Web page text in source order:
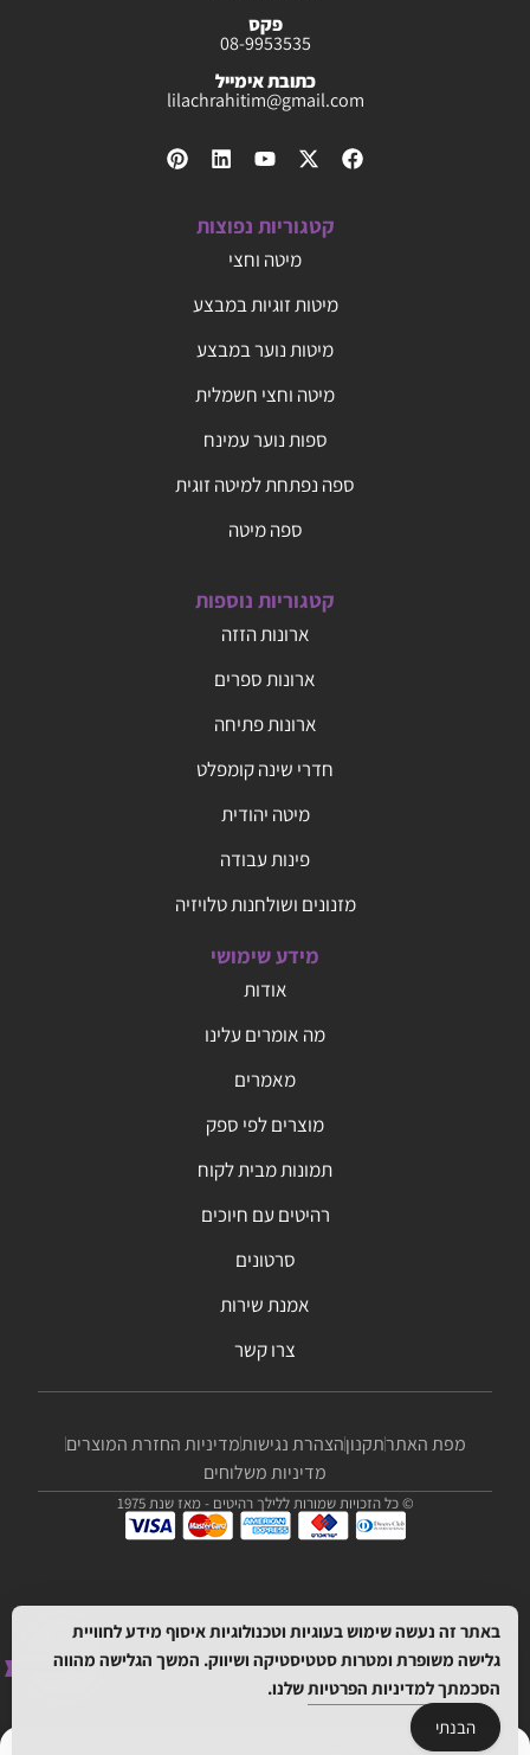
פקס
08-9953535
כתובת אימייל
lilachrahitim@gmail.com
קטגוריות נפוצות
מיטה וחצי
מיטות זוגיות במבצע
מיטות נוער במבצע
מיטה וחצי חשמלית
ספות נוער עמינח
ספה נפתחת למיטה זוגית
ספה מיטה
קטגוריות נוספות
ארונות הזזה
ארונות ספרים
ארונות פתיחה
חדרי שינה קומפלט
מיטה יהודית
פינות עבודה
מזנונים ושולחנות טלויזיה
מידע שימושי
אודות
מה אומרים עלינו
מאמרים
מוצרים לפי ספק
תמונות מבית לקוח
רהיטים עם חיוכים
סרטונים
אמנת שירות
צרו קשר
מפת האתרתקנוןהצהרת נגישותמדיניות החזרת המוצרים
מדיניות משלוחים
© כל הזכויות שמורות ללילך רהיטים - מאז שנת 1975
באתר זה נעשה שימוש בעוגיות וטכנולוגיות איסוף מידע לחוויית
גלישה משופרת ומטרות סטטיסטיקה ושיווק. המשך הגלישה מהווה
הסכמתךלמדיניות הפרטיותשלנו.
הבנתי